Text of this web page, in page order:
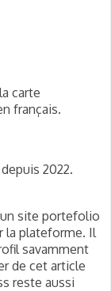
carte
français.
2022.
un site portefolio
la plateforme. Il
savamment
de cet article
reste aussi